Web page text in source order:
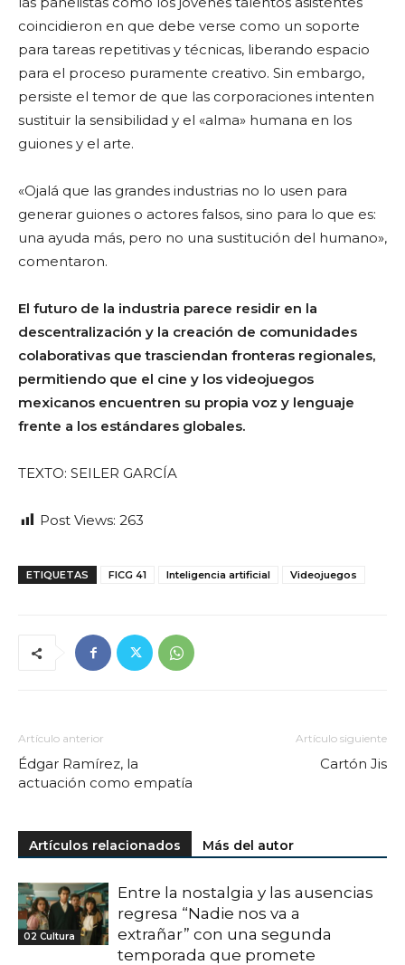
coincidieron en que debe verse como un soporte
para tareas repetitivas y técnicas, liberando espacio
para el proceso puramente creativo. Sin embargo,
persiste el temor de que las corporaciones intenten
sustituir la sensibilidad y el «alma» humana en los
guiones y el arte.
«Ojalá que las grandes industrias no lo usen para
generar guiones o actores falsos, sino para lo que es:
una ayuda más, pero no una sustitución del humano»,
comentaron.
El futuro de la industria parece residir en la
descentralización y la creación de comunidades
colaborativas que trasciendan fronteras regionales,
permitiendo que el cine y los videojuegos
mexicanos encuentren su propia voz y lenguaje
frente a los estándares globales.
TEXTO: SEILER GARCÍA
Post Views: 263
ETIQUETAS FICG 41 Inteligencia artificial Videojuegos
Artículo anterior
Édgar Ramírez, la
actuación como empatía
Artículo siguiente
Cartón Jis
Artículos relacionados Más del autor
02 Cultura
Entre la nostalgia y las ausencias
regresa “Nadie nos va a
extrañar” con una segunda
temporada que promete